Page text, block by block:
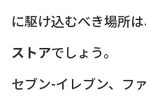
に駆け込むべき場所
ストアでしょう。
セブン-イレブン、フ